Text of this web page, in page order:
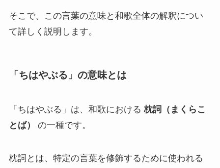
そこで、この言葉の意味と和歌全体の解釈につい
て詳しく説明します。
「ちはやぶる」の意味とは
「ちはやぶる」は、和歌における 枕詞（まくらこ
とば）
の一種です。
枕詞とは、特定の言葉を修飾するために使われる